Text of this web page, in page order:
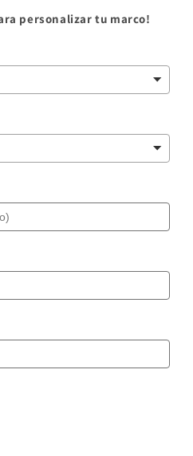
personalizar tu marco!